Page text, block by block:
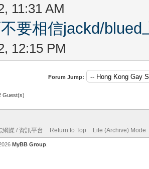
11:31 AM
要相信jackd/
12:15 PM
Forum Jump:
Guest(s)
網媒 / 資訊平台 Return to Top Lite (Archive) Mode
MyBB Group